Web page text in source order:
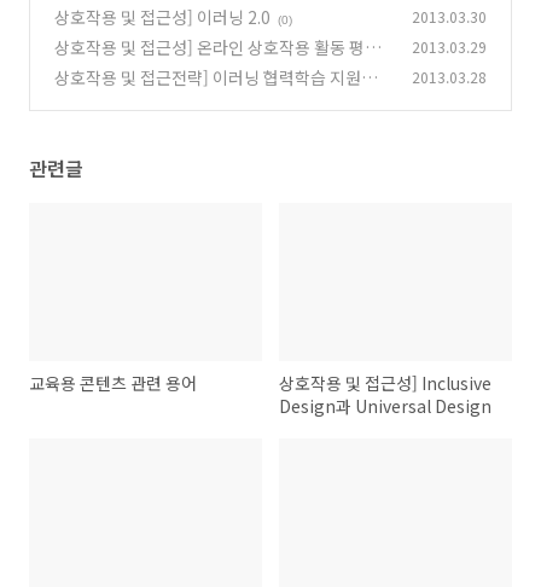
상호작용 및 접근성] 이러닝 2.0 (0) 2013.03.30
상호작용 및 접근성] 온라인 상호작용 활동 평가
(0)
2013.03.29
상호작용 및 접근전략] 이러닝 협력학습 지원전
2013.03.28
관련글
교육용 콘텐츠 관련 용어
상호작용 및 접근성] Inclusive
Design과 Universal Design